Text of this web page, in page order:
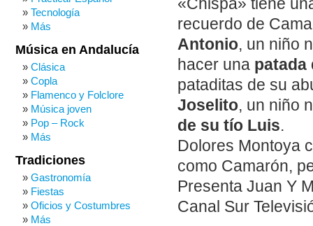
«Chispa» tiene
recuerdo de
Antonio, un niño
hacer una patada
pataditas de su
Joselito, un niño
de su tío Luis.
Dolores Montoya
como Camarón,
Presenta Juan Y
Canal Sur
Tecnología
Más
Música en Andalucía
Clásica
Copla
Flamenco y Folclore
Música joven
Pop – Rock
Más
Tradiciones
Gastronomía
Fiestas
Oficios y Costumbres
Más